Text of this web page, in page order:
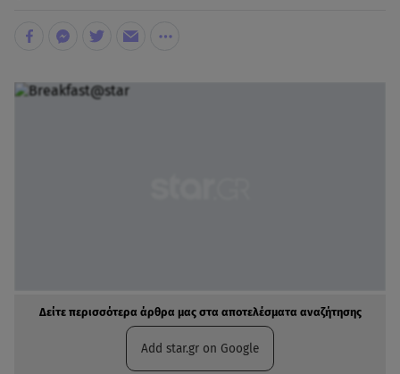
Δείτε περισσότερα άρθρα μας στα αποτελέσματα αναζήτησης
Add star.gr on Google